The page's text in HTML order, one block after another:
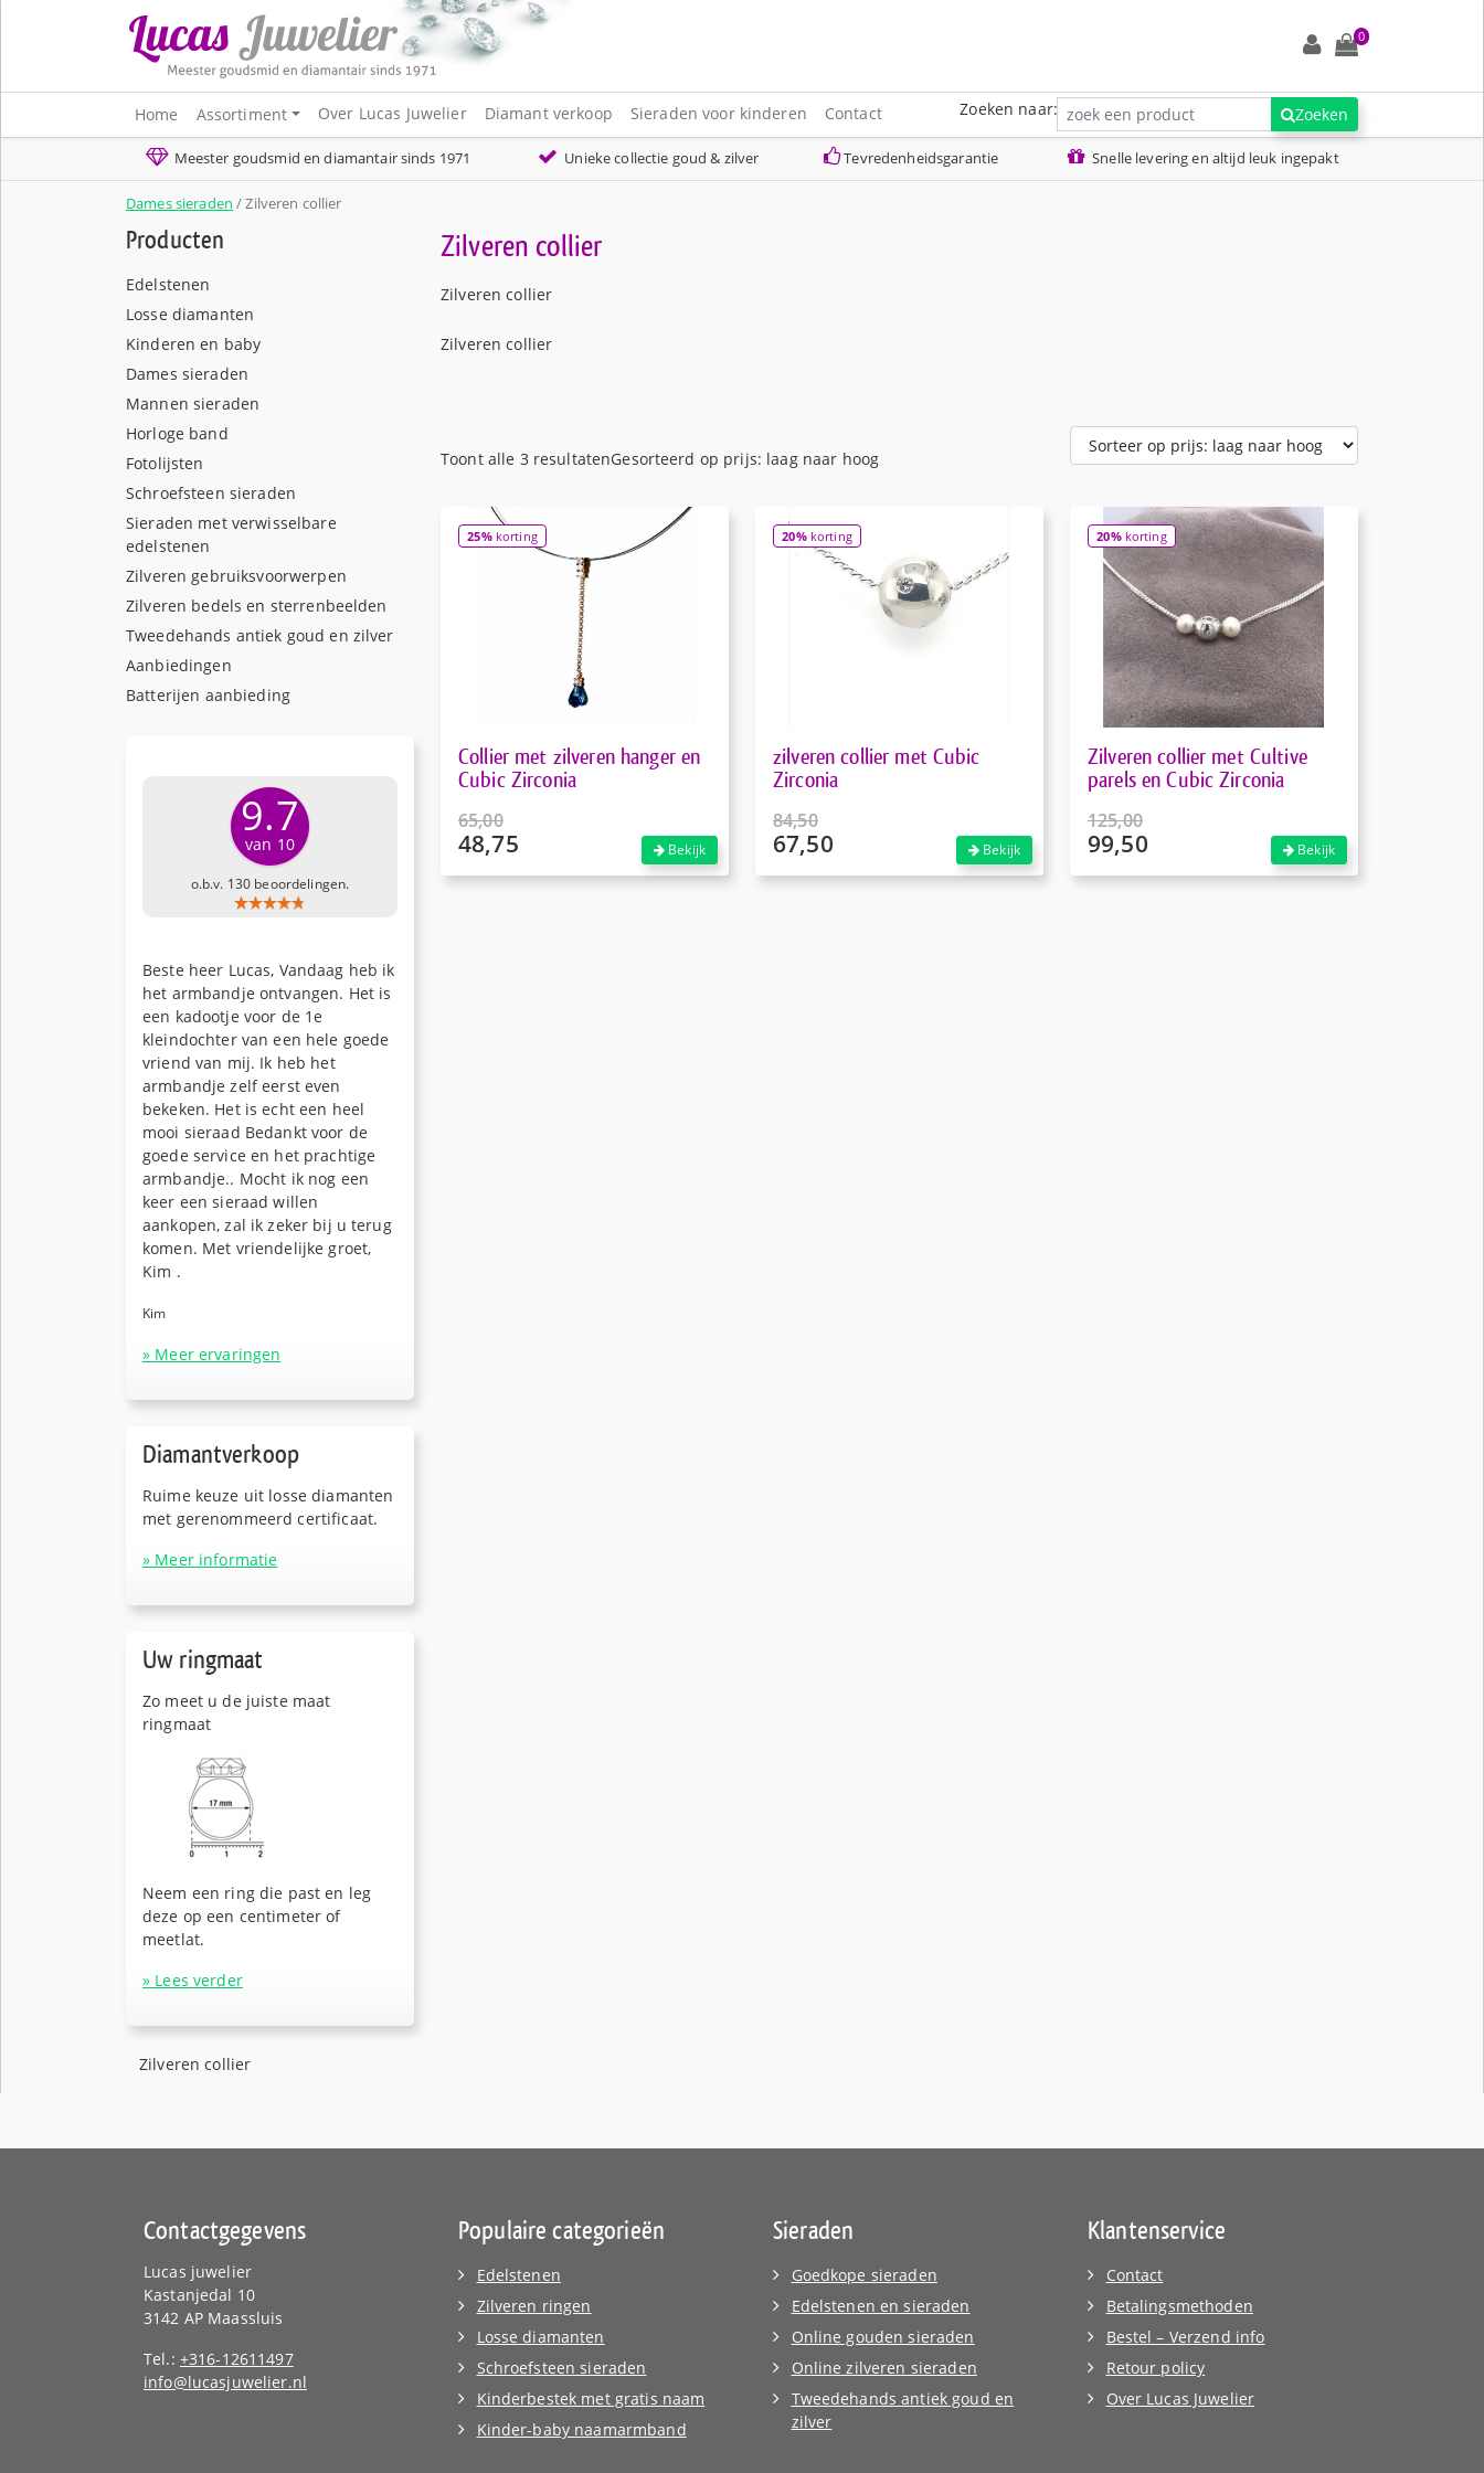
0
Home Assortiment Over Lucas Juwelier Diamant verkoop Sieraden voor kinderen Contact Zoeken naar: Zoeken
Meester goudsmid en diamantair sinds 1971 Unieke collectie goud & zilver Tevredenheidsgarantie Snelle levering en altijd leuk ingepakt
Dames sieraden / Zilveren collier
Producten
Edelstenen
Losse diamanten
Kinderen en baby
Dames sieraden
Mannen sieraden
Horloge band
Fotolijsten
Schroefsteen sieraden
Sieraden met verwisselbare
edelstenen
Zilveren gebruiksvoorwerpen
Zilveren bedels en sterrenbeelden
Tweedehands antiek goud en zilver
Aanbiedingen
Batterijen aanbieding
9.7
van 10
o.b.v. 130 beoordelingen.
Beste heer Lucas, Vandaag heb ik
het armbandje ontvangen. Het is
een kadootje voor de 1e
kleindochter van een hele goede
vriend van mij. Ik heb het
armbandje zelf eerst even
bekeken. Het is echt een heel
mooi sieraad Bedankt voor de
goede service en het prachtige
armbandje.. Mocht ik nog een
keer een sieraad willen
aankopen, zal ik zeker bij u terug
komen. Met vriendelijke groet,
Kim .
Kim
» Meer ervaringen
Diamantverkoop
Ruime keuze uit losse diamanten
met gerenommeerd certificaat.
» Meer informatie
Uw ringmaat
Zo meet u de juiste maat
ringmaat
Neem een ring die past en leg
deze op een centimeter of
meetlat.
» Lees verder
Zilveren collier
Zilveren collier
Zilveren collier
Toont alle 3 resultatenGesorteerd op prijs: laag naar hoog
25%korting
Collier met zilveren hanger en
Cubic Zirconia
65,00
Oorspronkelijke
48,75 Bekijk
20%korting
zilveren collier met Cubic
Zirconia
84,50
Oorspronkelijke
67,50 Bekijk
20%korting
Zilveren collier met Cultive
parels en Cubic Zirconia
125,00
Oorspronkelijke
99,50 Bekijk
Zilveren collier
Contactgegevens
Lucas juwelier
Kastanjedal 10
3142 AP Maassluis
Tel.: +316-12611497
info@lucasjuwelier.nl
Populaire categorieën
Edelstenen
Zilveren ringen
Losse diamanten
Schroefsteen sieraden
Kinderbestek met gratis naam
Kinder-baby naamarmband
Sieraden
Goedkope sieraden
Edelstenen en sieraden
Online gouden sieraden
Online zilveren sieraden
Tweedehands antiek goud en
zilver
Klantenservice
Contact
Betalingsmethoden
Bestel – Verzend info
Retour policy
Over Lucas Juwelier